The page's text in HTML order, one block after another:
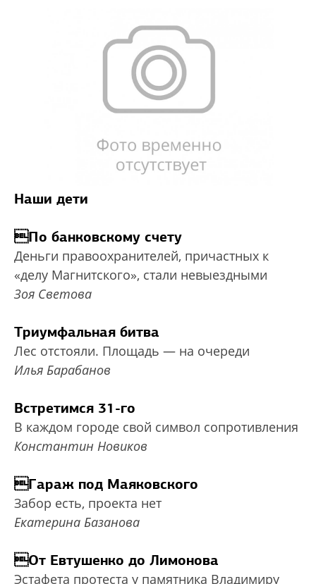
Наши дети
По банковскому счету
Деньги правоохранителей, причастных к
«делу Магнитского», стали невыездными
Зоя Светова
Триумфальная битва
Лес отстояли. Площадь — на очереди
Илья Барабанов
Встретимся 31-го
В каждом городе свой символ сопротивления
Константин Новиков
Гараж под Маяковского
Забор есть, проекта нет
Екатерина Базанова
От Евтушенко до Лимонова
Эстафета протеста у памятника Владимиру